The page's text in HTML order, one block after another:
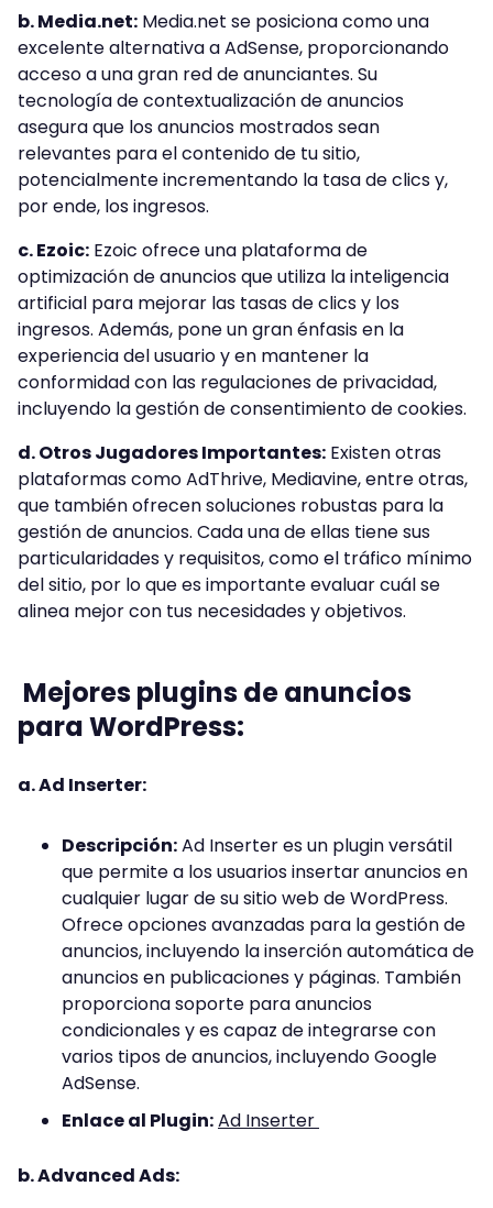
b. Media.net: Media.net se posiciona como una
excelente alternativa a AdSense, proporcionando
acceso a una gran red de anunciantes. Su
tecnología de contextualización de anuncios
asegura que los anuncios mostrados sean
relevantes para el contenido de tu sitio,
potencialmente incrementando la tasa de clics y,
por ende, los ingresos.
c. Ezoic: Ezoic ofrece una plataforma de
optimización de anuncios que utiliza la inteligencia
artificial para mejorar las tasas de clics y los
ingresos. Además, pone un gran énfasis en la
experiencia del usuario y en mantener la
conformidad con las regulaciones de privacidad,
incluyendo la gestión de consentimiento de cookies.
d. Otros Jugadores Importantes: Existen otras
plataformas como AdThrive, Mediavine, entre otras,
que también ofrecen soluciones robustas para la
gestión de anuncios. Cada una de ellas tiene sus
particularidades y requisitos, como el tráfico mínimo
del sitio, por lo que es importante evaluar cuál se
alinea mejor con tus necesidades y objetivos.
Mejores plugins de anuncios
para WordPress:
a. Ad Inserter:
Descripción:Ad Inserter es un plugin versátil
que permite a los usuarios insertar anuncios en
cualquier lugar de su sitio web de WordPress.
Ofrece opciones avanzadas para la gestión de
anuncios, incluyendo la inserción automática de
anuncios en publicaciones y páginas. También
proporciona soporte para anuncios
condicionales y es capaz de integrarse con
varios tipos de anuncios, incluyendo Google
AdSense.
Enlace al Plugin:Ad Inserter
b. Advanced Ads: